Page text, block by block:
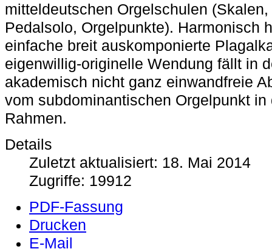
mitteldeutschen Orgelschulen
Pedalsolo, Orgelpunkte). Harmonisch
einfache breit auskomponierte
eigenwillig-originelle Wendung fällt in
akademisch nicht ganz einwandfreie
vom subdominantischen Orgelpunkt
Rahmen.
Details
Zuletzt aktualisiert: 18. Mai 2014
Zugriffe: 19912
PDF-Fassung
Drucken
E-Mail